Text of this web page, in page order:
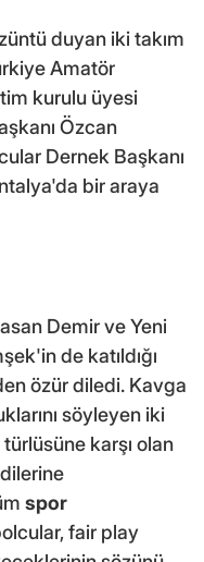
duyan iki takım
Amatör
kurulu üyesi
Özcan
Dernek Başkanı
bir araya
Demir ve Yeni
de katıldığı
özür diledi. Kavga
söyleyen iki
karşı olan
spor
fair play